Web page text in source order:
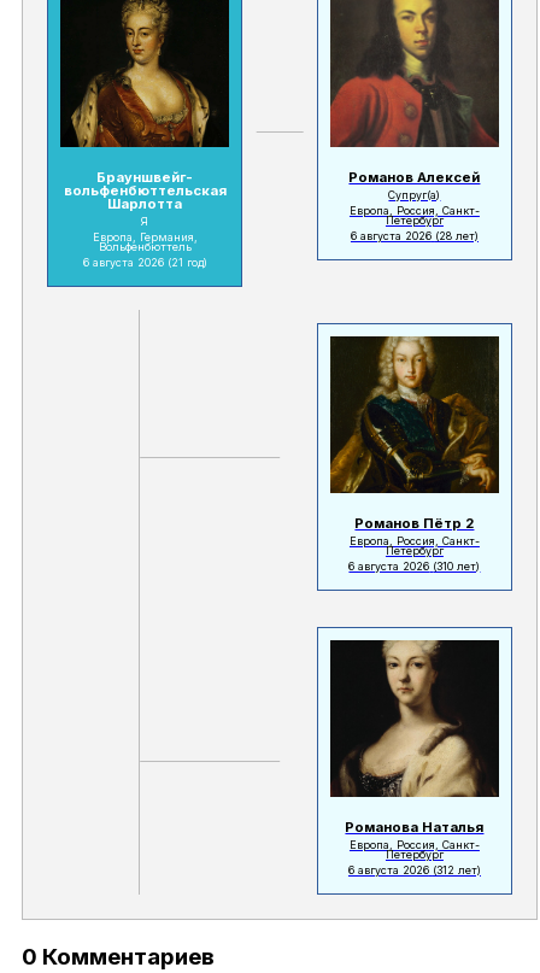
Брауншвейг-
вольфенбюттельская
Шарлотта
Я
Европа, Германия,
Вольфенбюттель
6 августа 2026 (21 год)
Романов Алексей
Супруг(а)
Европа, Россия, Санкт-
Петербург
6 августа 2026 (28 лет)
Романов Пётр 2
Европа, Россия, Санкт-
Петербург
6 августа 2026 (310 лет)
Романова Наталья
Европа, Россия, Санкт-
Петербург
6 августа 2026 (312 лет)
0 Комментариев